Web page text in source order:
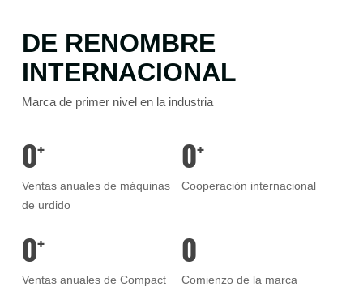
DE RENOMBRE
INTERNACIONAL
Marca de primer nivel en la industria
0+
Ventas anuales de máquinas
de urdido
0+
Cooperación internacional
0+
Ventas anuales de Compact
0
Comienzo de la marca